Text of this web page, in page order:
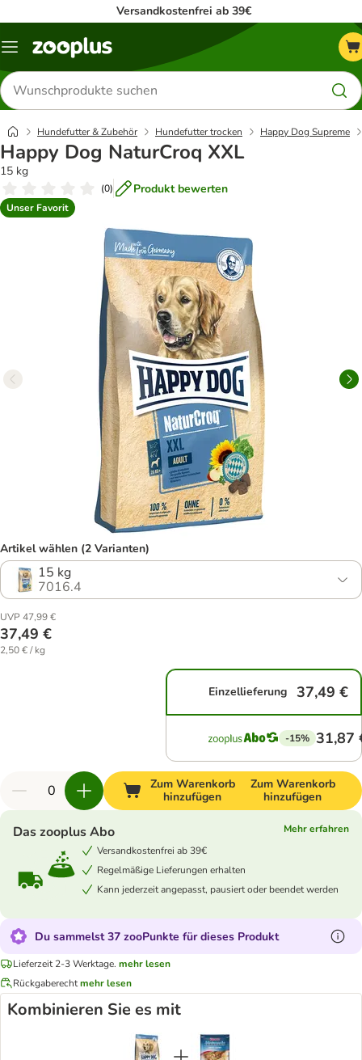
Versandkostenfrei ab 39€
Menü
Produkte
suchen
Hundefutter & Zubehör Hundefutter trocken Happy Dog Supreme
Happy Dog NaturCroq XXL
15 kg
(0) Produkt bewerten
Unser Favorit
Artikel wählen (2 Varianten)
15 kg
7016.4
UVP 47,99 €
37,49 €
2,50 € / kg
Einzellieferung 37,49 €
-15% 31,87
Zum Warenkorb
hinzufügen
Zum Warenkorb
hinzufügen
Das zooplus Abo
Mehr erfahren
Versandkostenfrei ab 39€
Regelmäßige Lieferungen erhalten
Kann jederzeit angepasst, pausiert oder beendet werden
Du sammelst 37 zooPunkte für dieses Produkt
Lieferzeit 2-3 Werktage. mehr lesen
Rückgaberechtmehr lesen
Kombinieren Sie es mit